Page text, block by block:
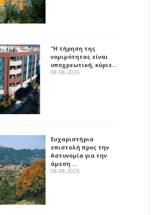
"Η τήρηση της
νομιμότητας είναι
υποχρεωτική, κύριε…
08-08-2026
Ευχαριστήρια
επιστολή προς την
Αστυνομία για την
άμεση …
08-08-2026